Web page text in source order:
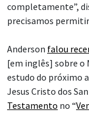
completamente”,
precisamos permitir
Anderson falou
[em inglês] sobre o
estudo do próximo
Jesus Cristo dos
Testamento no “